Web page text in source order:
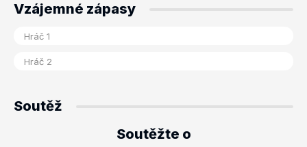
Vzájemné zápasy
Soutěž
Soutěžte o